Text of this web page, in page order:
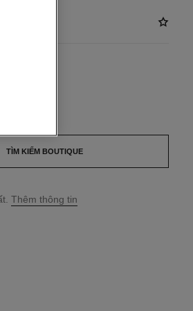
TÌM KIẾM BOUTIQUE
Thêm thông tin